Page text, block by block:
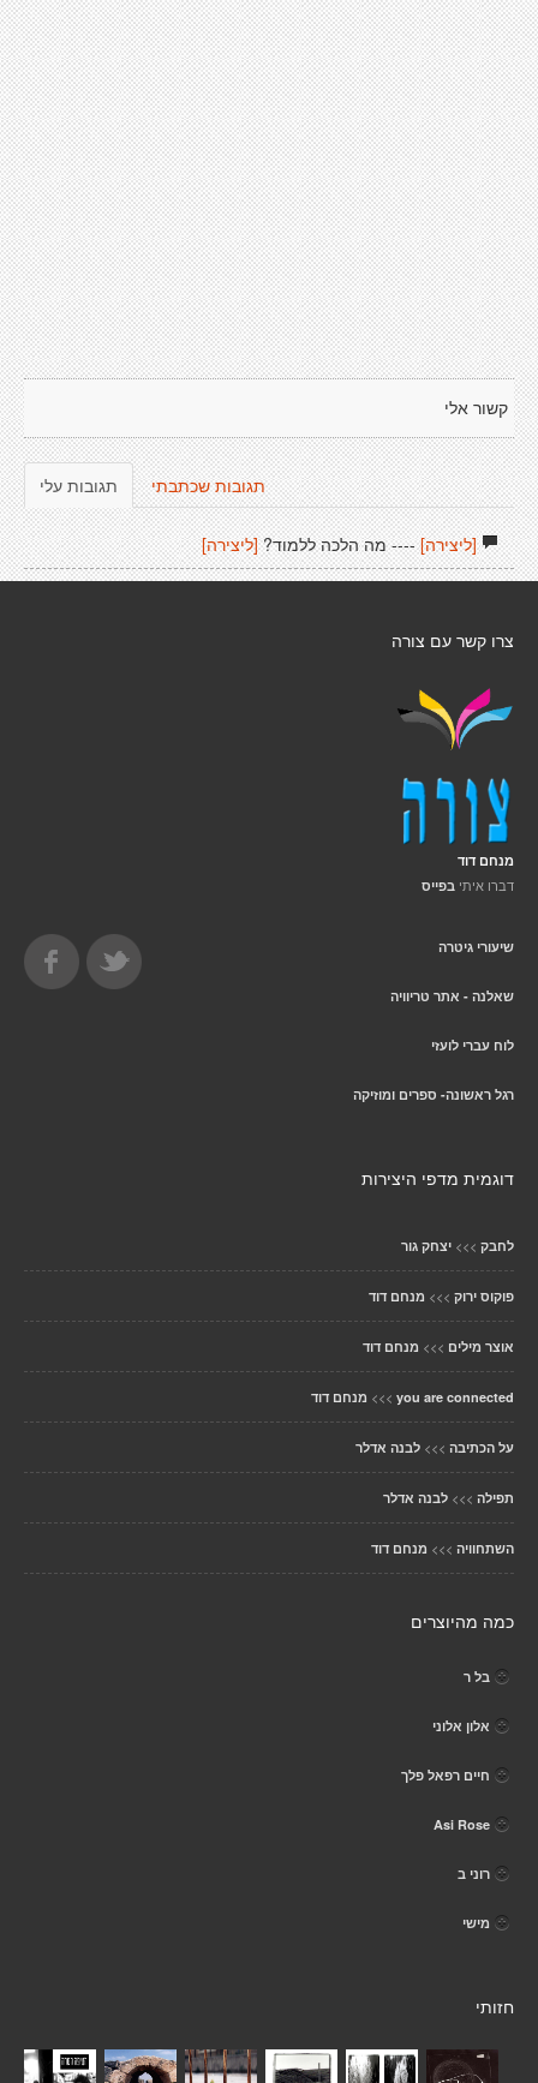
קשור אלי
תגובות עלי תגובות שכתבתי
[ליצירה]---- מה הלכה ללמוד? [ליצירה]
צרו קשר עם צורה
מנחם דוד
דברו איתי בפייס
שיעורי גיטרה
שאלנה - אתר טריוויה
לוח עברי לועזי
רגל ראשונה- ספרים ומוזיקה
דוגמית מדפי היצירות
לחבק >>> יצחק גור
פוקוס ירוק >>> מנחם דוד
אוצר מילים >>> מנחם דוד
you are connected
>>> מנחם דוד
על הכתיבה >>> לבנה אדלר
תפילה >>> לבנה אדלר
השתחוויה >>> מנחם דוד
כמה מהיוצרים
בל ר
אלון אלוני
חיים רפאל פלך
Asi Rose
רוני ב
מישי
חזותי